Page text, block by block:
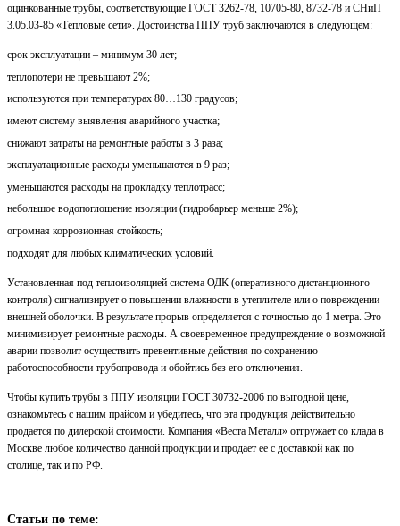
оцинкованные трубы, соответствующие ГОСТ 3262-78, 10705-80, 8732-78 и СНиП
3.05.03-85 «Тепловые сети». Достоинства ППУ труб заключаются в следующем:
срок эксплуатации – минимум 30 лет;
теплопотери не превышают 2%;
используются при температурах 80…130 градусов;
имеют систему выявления аварийного участка;
снижают затраты на ремонтные работы в 3 раза;
эксплуатационные расходы уменьшаются в 9 раз;
уменьшаются расходы на прокладку теплотрасс;
небольшое водопоглощение изоляции (гидробарьер меньше 2%);
огромная коррозионная стойкость;
подходят для любых климатических условий.
Установленная под теплоизоляцией система ОДК (оперативного дистанционного
контроля) сигнализирует о повышении влажности в утеплителе или о повреждении
внешней оболочки. В результате прорыв определяется с точностью до 1 метра. Это
минимизирует ремонтные расходы. А своевременное предупреждение о возможной
аварии позволит осуществить превентивные действия по сохранению
работоспособности трубопровода и обойтись без его отключения.
Чтобы купить трубы в ППУ изоляции ГОСТ 30732-2006 по выгодной цене,
ознакомьтесь с нашим прайсом и убедитесь, что эта продукция действительно
продается по дилерской стоимости. Компания «Веста Металл» отгружает со клада в
Москве любое количество данной продукции и продает ее с доставкой как по
столице, так и по РФ.
Статьи по теме: